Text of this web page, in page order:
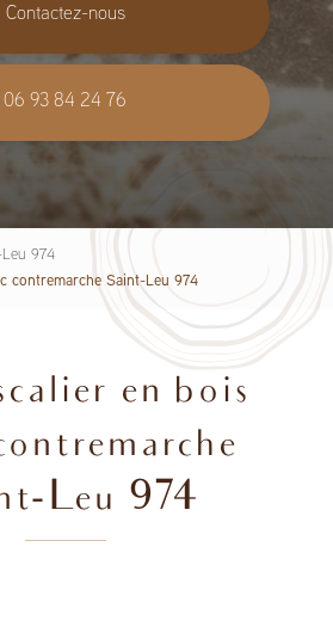
Contactez-nous
06 93 84 24 76
974
contremarche Saint-Leu 974
en bois
Leu 974